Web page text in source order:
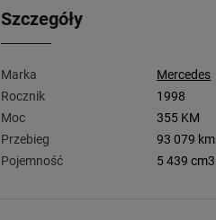
Szczegóły
Marka Mercedes
Rocznik
1998
Moc
355 KM
Przebieg
93 079 km
Pojemność
5 439 cm3